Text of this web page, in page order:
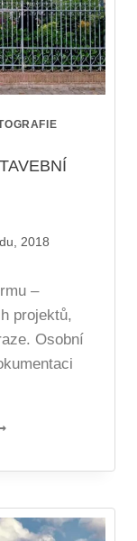
2018
–
projektů,
Osobní